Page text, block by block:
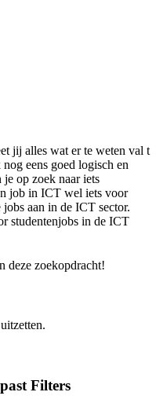
jij alles wat er te weten val t
eens goed logisch en
op zoek naar iets
job in ICT wel iets voor
aan in de ICT sector.
studentenjobs in de ICT
deze zoekopdracht!
Filters